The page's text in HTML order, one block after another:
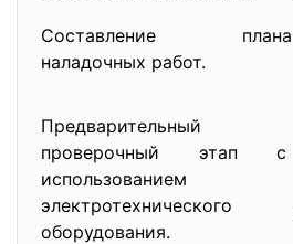
Составление плана
наладочных работ.
Предварительный
проверочный этап с
использованием
электротехнического
оборудования.